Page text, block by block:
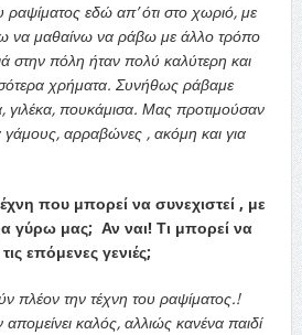
ραψίματος εδώ απ’ ότι στο χωριό, με
να μαθαίνω να ράβω με άλλο τρόπο
στην πόλη ήταν πολύ καλύτερη και
χρήματα. Συνήθως ράβαμε
γιλέκα, πουκάμισα. Μας προτιμούσαν
γάμους, αρραβώνες , ακόμη και για
που μπορεί να συνεχιστεί , με
γύρω μας; Αν ναι! Τι μπορεί να
επόμενες γενιές;
πλέον την τέχνη του ραψίματος.!
καλός, αλλιώς κανένα παιδί